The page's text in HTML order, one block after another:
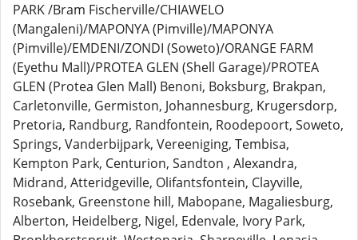
PARK /Bram Fischerville/CHIAWELO
(Mangaleni)/MAPONYA (Pimville)/MAPONYA
(Pimville)/EMDENI/ZONDI (Soweto)/ORANGE FARM
(Eyethu Mall)/PROTEA GLEN (Shell Garage)/PROTEA
GLEN (Protea Glen Mall) Benoni, Boksburg, Brakpan,
Carletonville, Germiston, Johannesburg, Krugersdorp,
Pretoria, Randburg, Randfontein, Roodepoort, Soweto,
Springs, Vanderbijpark, Vereeniging, Tembisa,
Kempton Park, Centurion, Sandton , Alexandra,
Midrand, Atteridgeville, Olifantsfontein, Clayville,
Rosebank, Greenstone hill, Mabopane, Magaliesburg,
Alberton, Heidelberg, Nigel, Edenvale, Ivory Park,